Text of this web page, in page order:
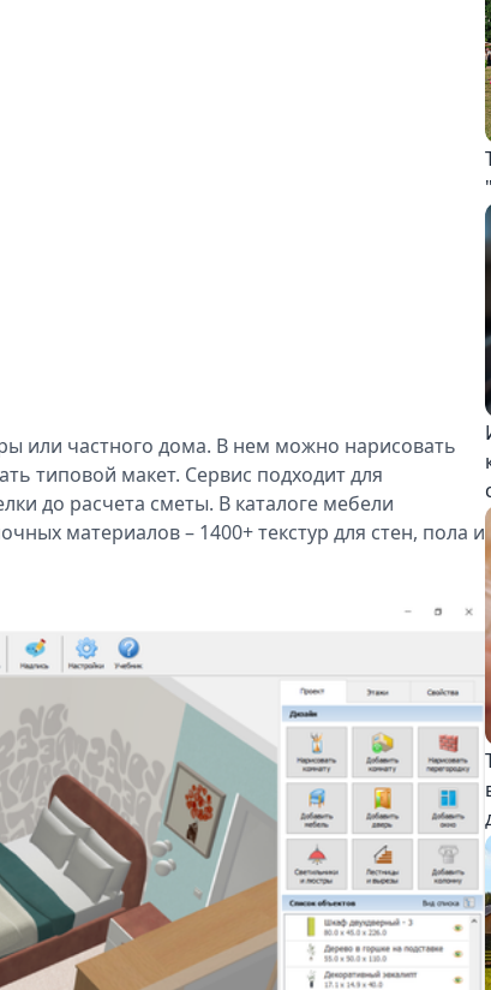
или частного дома. В нем можно нарисовать
типовой макет. Сервис подходит для
до расчета сметы. В каталоге мебели
материалов – 1400+ текстур для стен, пола и